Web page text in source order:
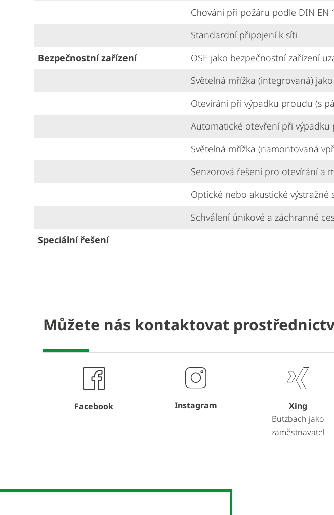
Chování při požáru podle DIN EN
Standardní připojení k síti
Bezpečnostní zařízení
OSE jako bezpečnostní zařízení
Světelná mřížka (integrovaná)
Otevírání při výpadku proudu (s
Automatické otevření při výpadku
Světelná mřížka (namontovaná
Senzorová řešení pro otevírání a
Optické nebo akustické výstražné
Schválení únikové a záchranné
Speciální řešení
Můžete nás kontaktovat
Facebook Instagram
Xing
Butzbach jako
zaměstnavatel